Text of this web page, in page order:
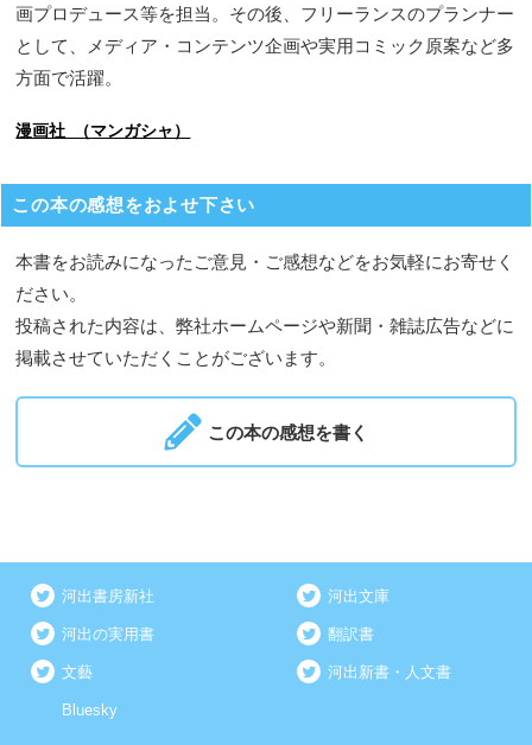
画プロデュース等を担当。その後、フリーランスのプランナー
として、メディア・コンテンツ企画や実用コミック原案など多
方面で活躍。
漫画社 （マンガシャ）
この本の感想をおよせ下さい
本書をお読みになったご意見・ご感想などをお気軽にお寄せく
ださい。
投稿された内容は、弊社ホームページや新聞・雑誌広告などに
掲載させていただくことがございます。
この本の感想を書く
河出書房新社 河出文庫
河出の実用書 翻訳書
文藝 河出新書・人文書
Bluesky